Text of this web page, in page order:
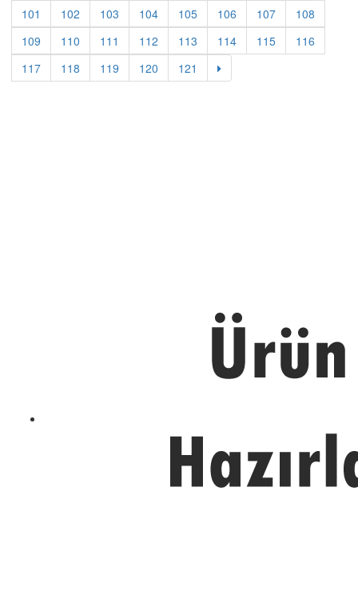
101
102 103 104 105 106 107
108
109
110 111 112 113 114 115
116
117
118 119 120 121